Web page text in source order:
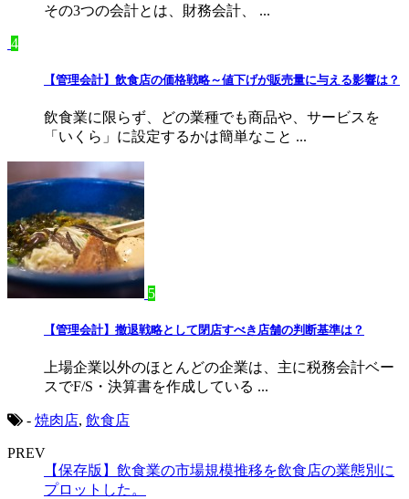
その3つの会計とは、財務会計、 ...
4
【管理会計】飲食店の価格戦略～値下げが販売量に与える影響は？
飲食業に限らず、どの業種でも商品や、サービスを
「いくら」に設定するかは簡単なこと ...
5
【管理会計】撤退戦略として閉店すべき店舗の判断基準は？
上場企業以外のほとんどの企業は、主に税務会計ベー
スでF/S・決算書を作成している ...
- 焼肉店, 飲食店
PREV
【保存版】飲食業の市場規模推移を飲食店の業態別に
プロットした。